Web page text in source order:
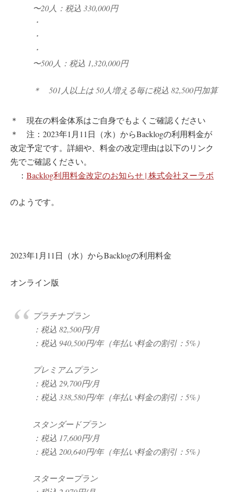
〜20人：税込 330,000円
・
・
・
〜500人：税込 1,320,000円
＊ 501人以上は 50人増える毎に税込 82,500円加算
＊ 現在の料金体系はご自身でもよくご確認ください
＊ 注：2023年1月11日（水）からBacklogの利用料金が
改定予定です。詳細や、料金の改定理由は以下のリンク
先でご確認ください。
： Backlog利用料金改定のお知らせ | 株式会社ヌーラボ
のようです。
2023年1月11日（水）からBacklogの利用料金
オンライン版
プラチナプラン
：税込 82,500円/月
：税込 940,500円/年（年払い料金の割引：5%）
プレミアムプラン
：税込 29,700円/月
：税込 338,580円/年（年払い料金の割引：5%）
スタンダードプラン
：税込 17,600円/月
：税込 200,640円/年（年払い料金の割引：5%）
スタータープラン